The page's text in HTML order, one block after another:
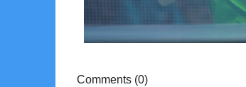
Comments (0)